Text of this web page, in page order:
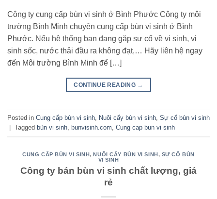
Công ty cung cấp bùn vi sinh ở Bình Phước Công ty môi
trường Bình Minh chuyên cung cấp bùn vi sinh ở Bình
Phước. Nếu hệ thống bạn đang gặp sự cố về vi sinh, vi
sinh sốc, nước thải đầu ra không đạt,… Hãy liên hệ ngay
đến Môi trường Bình Minh để […]
CONTINUE READING →
Posted in Cung cấp bùn vi sinh, Nuôi cấy bùn vi sinh, Sự cố bùn vi sinh
Tagged bùn vi sinh, bunvisinh.com, Cung cap bun vi sinh
CUNG CẤP BÙN VI SINH,NUÔI CẤY BÙN VI SINH, SỰ CỐ BÙN
VI SINH
Công ty bán bùn vi sinh chất lượng, giá
rẻ